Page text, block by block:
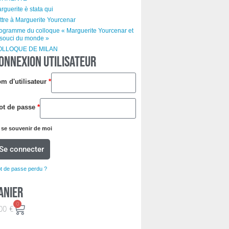
è stata qui
à Marguerite Yourcenar
du colloque « Marguerite Yourcenar et
du monde »
DE MILAN
UTILISATEUR
d'utilisateur *
de passe *
se souvenir de moi
connecter
de passe perdu ?
€
0